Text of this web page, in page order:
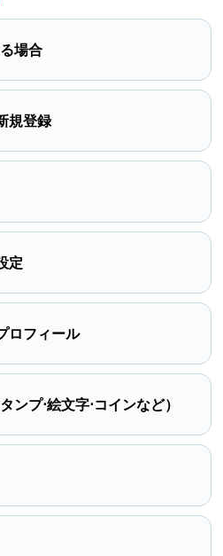
場合
規登録
定
ロフィール
ンプ⋅絵文字⋅コインなど）